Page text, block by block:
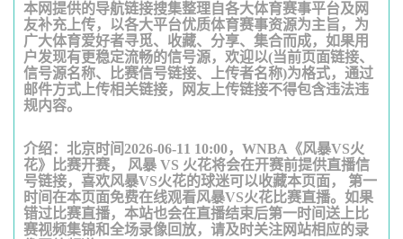
本网提供的导航链接搜集整理自各大体育赛事平台及网
友补充上传，以各大平台优质体育赛事资源为主旨，为
广大体育爱好者寻觅、收藏、分享、集合而成，如果用
户发现有更稳定流畅的信号源，欢迎以(当前页面链接、
信号源名称、比赛信号链接、上传者名称)为格式，通过
邮件方式上传相关链接，网友上传链接不得包含违法违
规内容。
介绍：北京时间2026-06-11 10:00，WNBA《风暴VS火
花》比赛开赛， 风暴 VS 火花将会在开赛前提供直播信
号链接，喜欢风暴VS火花的球迷可以收藏本页面， 第一
时间在本页面免费在线观看风暴VS火花比赛直播。如果
错过比赛直播，本站也会在直播结束后第一时间送上比
赛视频集锦和全场录像回放，请及时关注网站相应的录